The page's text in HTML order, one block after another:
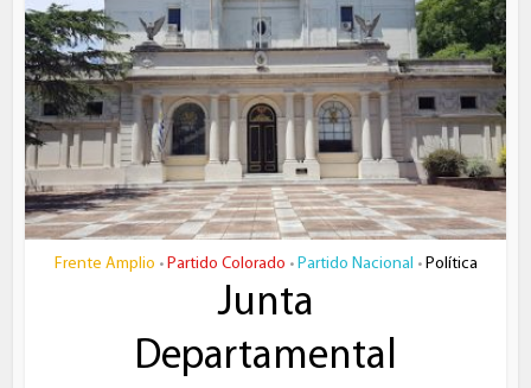
Frente Amplio • Partido Colorado • Partido Nacional • Política
Junta
Departamental